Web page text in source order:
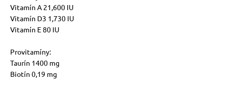
Vitamín A 21,600 IU
Vitamín D3 1,730 IU
Vitamín E 80 IU
Provitamíny:
Taurín 1400 mg
Biotín 0,19 mg